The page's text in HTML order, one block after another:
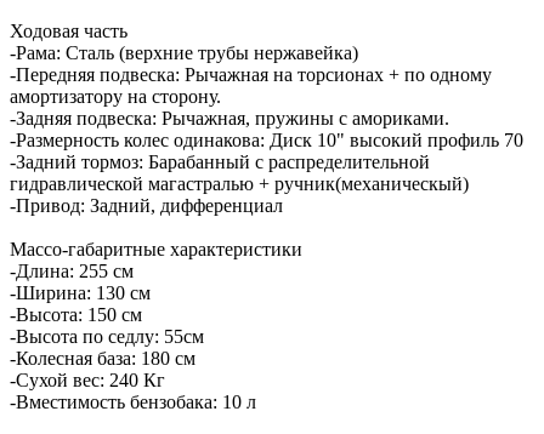
Ходовая часть
-Рама: Сталь (верхние трубы нержавейка)
-Передняя подвеска: Рычажная на торсионах + по одному
амортизатору на сторону.
-Задняя подвеска: Рычажная, пружины с амориками.
-Размерность колес одинакова: Диск 10" высокий профиль 70
-Задний тормоз: Барабанный с распределительной
гидравлической магастралью + ручник(механическый)
-Привод: Задний, дифференциал
Массо-габаритные характеристики
-Длина: 255 см
-Ширина: 130 см
-Высота: 150 см
-Высота по седлу: 55см
-Колесная база: 180 см
-Сухой вес: 240 Кг
-Вместимость бензобака: 10 л